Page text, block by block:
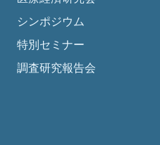
シンポジウム
特別セミナー
調査研究報告会